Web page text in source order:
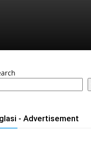
- Advertisement